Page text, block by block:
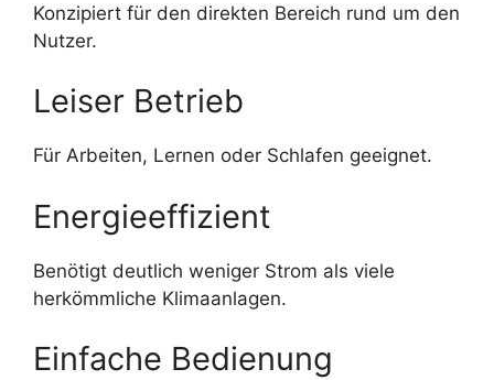
Konzipiert für den direkten Bereich rund um den
Nutzer.
Leiser Betrieb
Für Arbeiten, Lernen oder Schlafen geeignet.
Energieeffizient
Benötigt deutlich weniger Strom als viele
herkömmliche Klimaanlagen.
Einfache Bedienung